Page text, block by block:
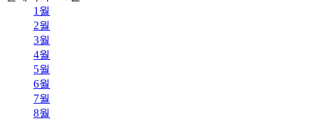
1월
2월
3월
4월
5월
6월
7월
8월